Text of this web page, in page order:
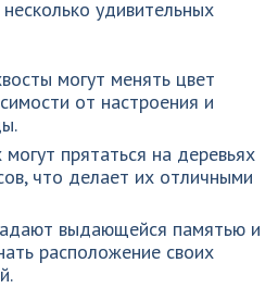
удивительных
могут менять цвет
от настроения и
прятаться на деревьях
что делает их отличными
выдающейся памятью и
расположение своих